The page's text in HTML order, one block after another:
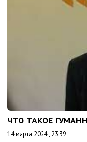
ЧТО ТАКОЕ
14 марта 2024 , 23:39